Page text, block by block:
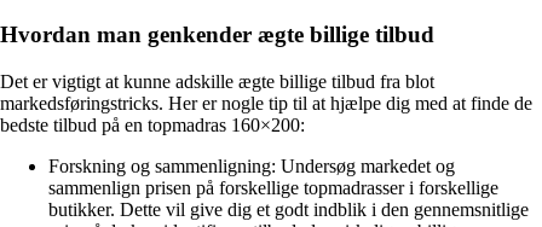
Hvordan man genkender ægte billige tilbud
Det er vigtigt at kunne adskille ægte billige tilbud fra blot
markedsføringstricks. Her er nogle tip til at hjælpe dig med at finde de
bedste tilbud på en topmadras 160×200:
Forskning og sammenligning: Undersøg markedet og
sammenlign prisen på forskellige topmadrasser i forskellige
butikker. Dette vil give dig et godt indblik i den gennemsnitlige